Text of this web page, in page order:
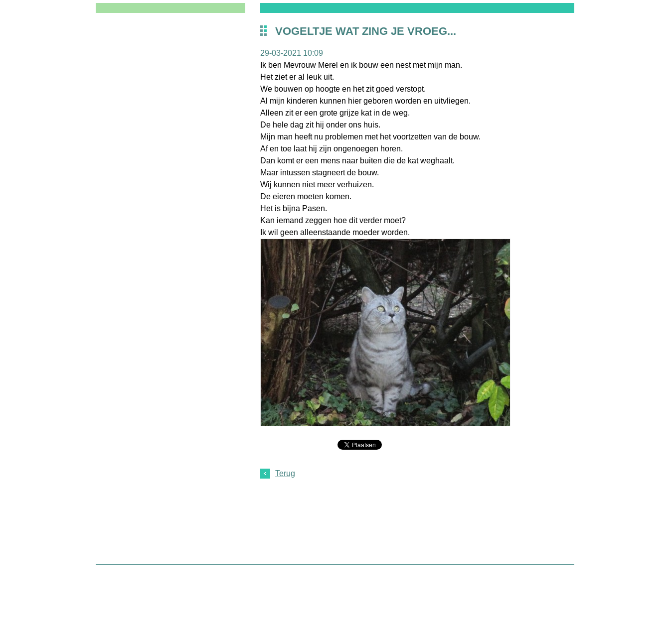
VOGELTJE WAT ZING JE VROEG...
29-03-2021 10:09
Ik ben Mevrouw Merel en ik bouw een nest met mijn man.
Het ziet er al leuk uit.
We bouwen op hoogte en het zit goed verstopt.
Al mijn kinderen kunnen hier geboren worden en uitvliegen.
Alleen zit er een grote grijze kat in de weg.
De hele dag zit hij onder ons huis.
Mijn man heeft nu problemen met het voortzetten van de bouw.
Af en toe laat hij zijn ongenoegen horen.
Dan komt er een mens naar buiten die de kat weghaalt.
Maar intussen stagneert de bouw.
Wij kunnen niet meer verhuizen.
De eieren moeten komen.
Het is bijna Pasen.
Kan iemand zeggen hoe dit verder moet?
Ik wil geen alleenstaande moeder worden.
Terug